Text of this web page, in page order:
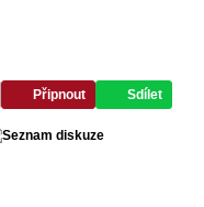
Připnout Sdílet